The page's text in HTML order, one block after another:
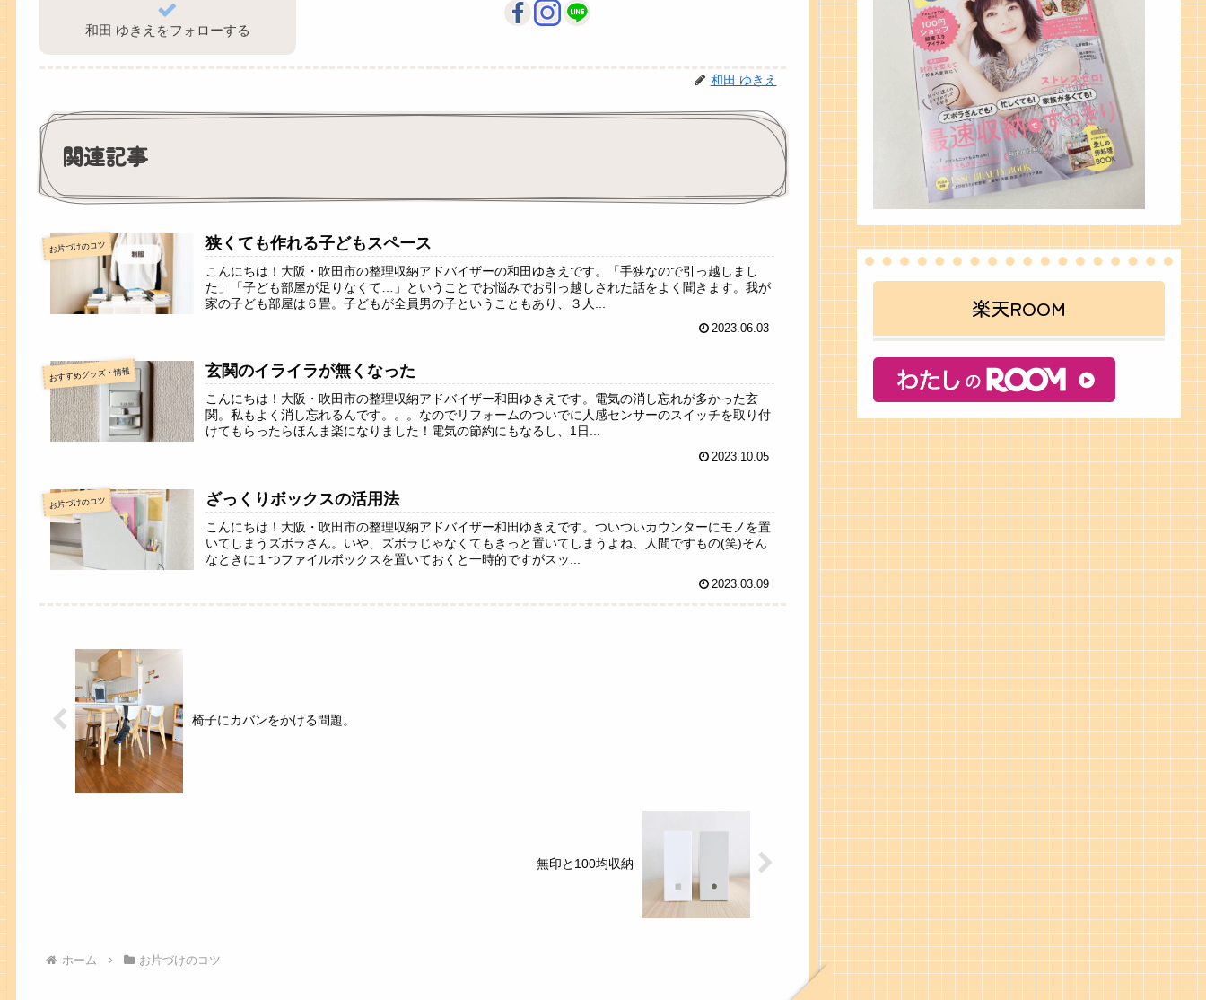
和田 ゆきえをフォローする
和田 ゆきえ
関連記事
お片づけのコツ 狭くても作れる子どもスペース
こんにちは！大阪・吹田市の整理収納アドバイザーの和田ゆきえです。「手狭なので引っ越しまし
た」「子ども部屋が足りなくて…」ということでお悩みでお引っ越しされた話をよく聞きます。我が
家の子ども部屋は６畳。子どもが全員男の子ということもあり、３人...
2023.06.03
おすすめグッズ・情報 玄関のイライラが無くなった
こんにちは！大阪・吹田市の整理収納アドバイザー和田ゆきえです。電気の消し忘れが多かった玄
関。私もよく消し忘れるんです。。。なのでリフォームのついでに人感センサーのスイッチを取り付
けてもらったらほんま楽になりました！電気の節約にもなるし、1日...
2023.10.05
お片づけのコツ ざっくりボックスの活用法
こんにちは！大阪・吹田市の整理収納アドバイザー和田ゆきえです。ついついカウンターにモノを置
いてしまうズボラさん。いや、ズボラじゃなくてもきっと置いてしまうよね、人間ですもの(笑)そん
なときに１つファイルボックスを置いておくと一時的ですがスッ...
2023.03.09
椅子にカバンをかける問題。
無印と100均収納
ホーム お片づけのコツ
楽天ROOM